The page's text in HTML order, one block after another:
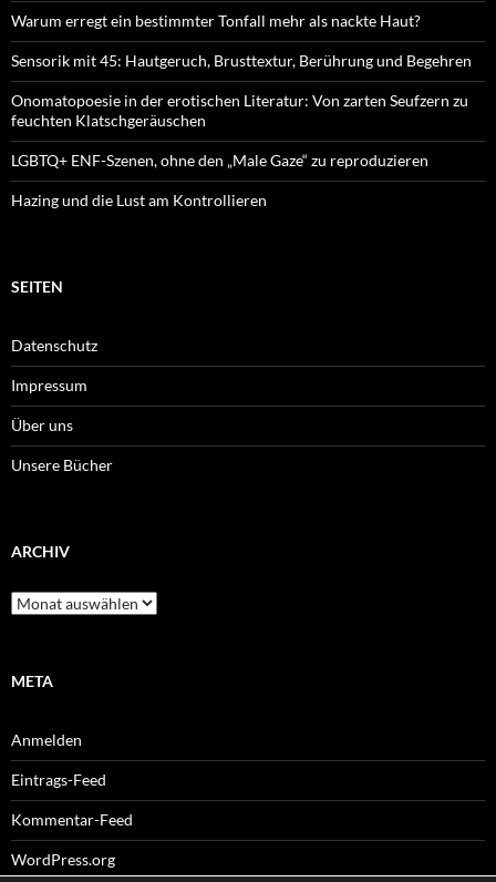
Warum erregt ein bestimmter Tonfall mehr als nackte Haut?
Sensorik mit 45: Hautgeruch, Brusttextur, Berührung und Begehren
Onomatopoesie in der erotischen Literatur: Von zarten Seufzern zu
feuchten Klatschgeräuschen
LGBTQ+ ENF-Szenen, ohne den „Male Gaze“ zu reproduzieren
Hazing und die Lust am Kontrollieren
SEITEN
Datenschutz
Impressum
Über uns
Unsere Bücher
ARCHIV
Archiv
META
Anmelden
Eintrags-Feed
Kommentar-Feed
WordPress.org